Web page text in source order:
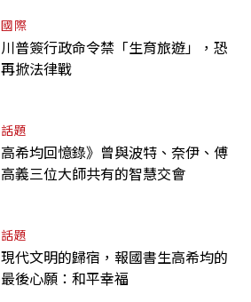
國際
川普簽行政命令禁「生育旅遊」，恐
再掀法律戰
話題
高希均回憶錄》曾與波特、奈伊、傅
高義三位大師共有的智慧交會
話題
現代文明的歸宿，報國書生高希均的
最後心願：和平幸福